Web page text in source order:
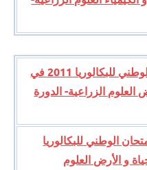
موضوع الامتحان الوطني للبكالوريا 2011 في
العلوم الزراعية- الدورة
الوطني للبكالوريا
و الأرض العلوم